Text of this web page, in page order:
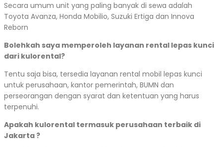
Secara umum unit yang paling banyak di sewa adalah
Toyota Avanza, Honda Mobilio, Suzuki Ertiga dan Innova
Reborn
Bolehkah saya memperoleh layanan rental lepas kunci
dari kulorental?
Tentu saja bisa, tersedia layanan rental mobil lepas kunci
untuk perusahaan, kantor pemerintah, BUMN dan
perseorangan dengan syarat dan ketentuan yang harus
terpenuhi.
Apakah kulorental termasuk perusahaan terbaik di
Jakarta ?